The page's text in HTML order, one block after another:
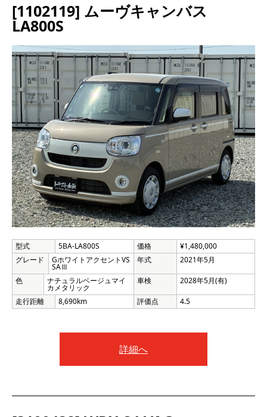
[1102119] ムーヴキャンバス
LA800S
型式 5BA-LA800S 価格
¥1,480,000
グレード
GホワイトアクセントVS
SAⅢ
年式 2021年5月
色 ナチュラルベージュマイ
カメタリック
車検 2028年5月(有)
走行距離 8,690km 評価点 4.5
詳細へ